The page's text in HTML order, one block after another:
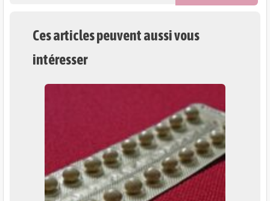
Ces articles peuvent aussi vous
intéresser